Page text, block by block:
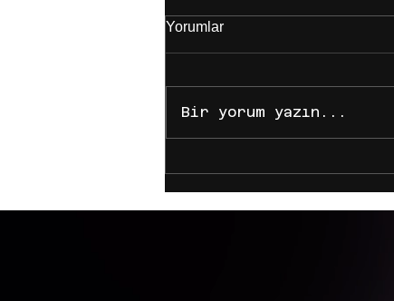
Yorumlar
Bir yorum yazın...